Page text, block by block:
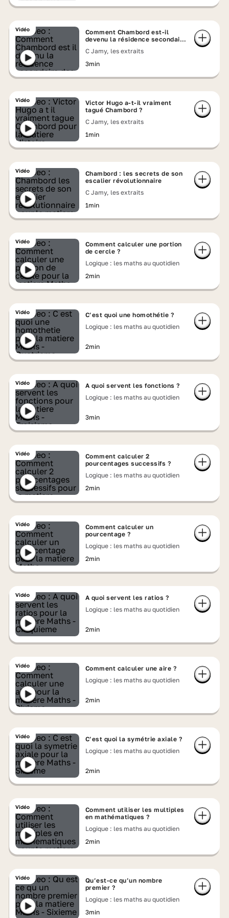
Vidéo
Comment Chambord est-il
devenu la résidence secondaire
C Jamy, les extraits
3min
Vidéo
Victor Hugo a-t-il vraiment
tagué Chambord ?
C Jamy, les extraits
1min
Vidéo
Chambord : les secrets de son
escalier révolutionnaire
C Jamy, les extraits
1min
Vidéo
Comment calculer une portion
de cercle ?
Logique : les maths au quotidien
2min
Vidéo
C’est quoi une homothétie ?
Logique : les maths au quotidien
2min
Vidéo
A quoi servent les fonctions ?
Logique : les maths au quotidien
3min
Vidéo
Comment calculer 2
pourcentages successifs ?
Logique : les maths au quotidien
2min
Vidéo
Comment calculer un
pourcentage ?
Logique : les maths au quotidien
2min
Vidéo
A quoi servent les ratios ?
Logique : les maths au quotidien
2min
Vidéo
Comment calculer une aire ?
Logique : les maths au quotidien
2min
Vidéo
C’est quoi la symétrie axiale ?
Logique : les maths au quotidien
2min
Vidéo
Comment utiliser les multiples
en mathématiques ?
Logique : les maths au quotidien
2min
Vidéo
Qu’est-ce qu’un nombre
premier ?
Logique : les maths au quotidien
3min